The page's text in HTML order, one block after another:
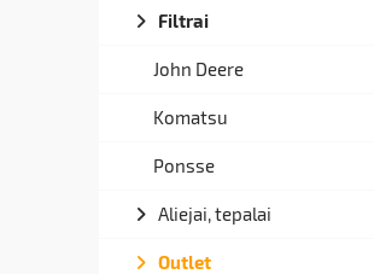
Filtrai
John Deere
Komatsu
Ponsse
Aliejai, tepalai
Outlet